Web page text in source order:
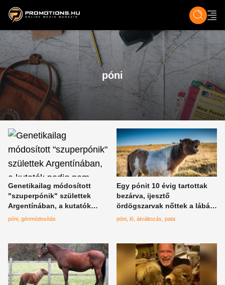
ZENE, FILM & KULT ÉLET TECH &
póni
Genetikailag módosított
"szuperpónik" születtek
Argentínában, a kutatók
pedig nem állnának meg a
póni génmódosítás
Egy pónit 10 évig tartottak
bezárva, ijesztő
ördögszarvak nőttek a lábán
- videó
póni ló átváltozás pata